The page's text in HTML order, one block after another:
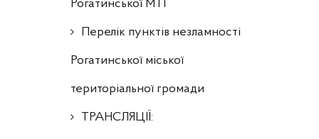
Рогатинської МТГ
Перелік пунктів незламності
Рогатинської міської
територіальної громади
ТРАНСЛЯЦІЇ: